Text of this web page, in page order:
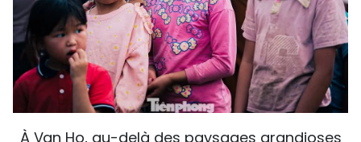
À Van Ho, au-delà des paysages grandioses